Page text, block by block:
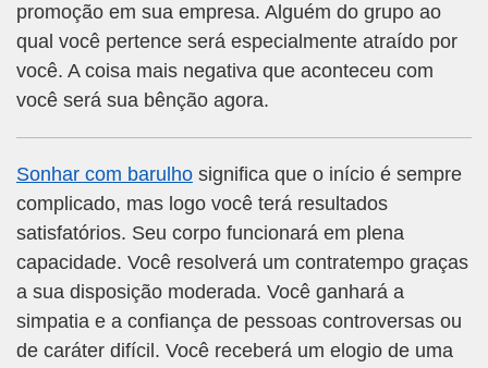
promoção em sua empresa. Alguém do grupo ao
qual você pertence será especialmente atraído por
você. A coisa mais negativa que aconteceu com
você será sua bênção agora.
Sonhar com barulho significa que o início é sempre
complicado, mas logo você terá resultados
satisfatórios. Seu corpo funcionará em plena
capacidade. Você resolverá um contratempo graças
a sua disposição moderada. Você ganhará a
simpatia e a confiança de pessoas controversas ou
de caráter difícil. Você receberá um elogio de uma